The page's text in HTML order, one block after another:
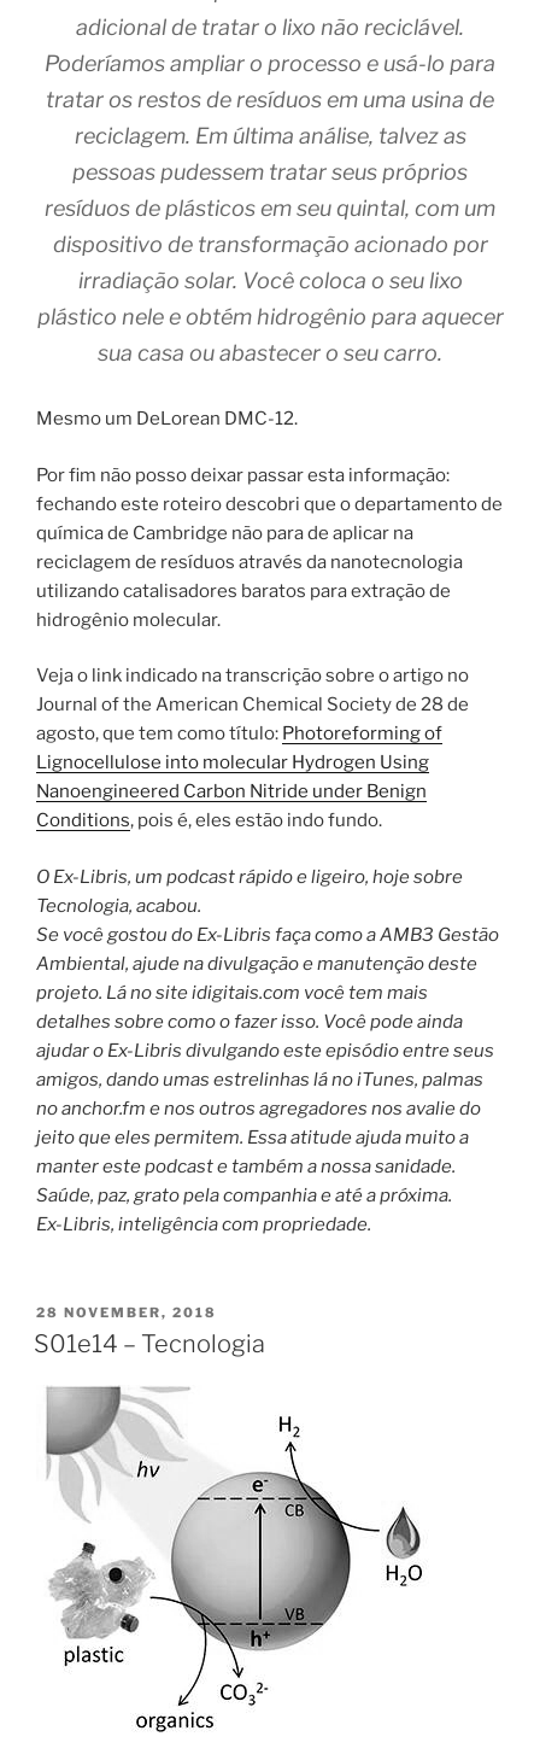
adicional de tratar o lixo não reciclável.
Poderíamos ampliar o processo e usá-lo para
tratar os restos de resíduos em uma usina de
reciclagem. Em última análise, talvez as
pessoas pudessem tratar seus próprios
resíduos de plásticos em seu quintal, com um
dispositivo de transformação acionado por
irradiação solar. Você coloca o seu lixo
plástico nele e obtém hidrogênio para aquecer
sua casa ou abastecer o seu carro.
Mesmo um DeLorean DMC-12.
Por fim não posso deixar passar esta informação:
fechando este roteiro descobri que o departamento de
química de Cambridge não para de aplicar na
reciclagem de resíduos através da nanotecnologia
utilizando catalisadores baratos para extração de
hidrogênio molecular.
Veja o link indicado na transcrição sobre o artigo no
Journal of the American Chemical Society de 28 de
agosto, que tem como título: Photoreforming of
Lignocellulose into molecular Hydrogen Using
Nanoengineered Carbon Nitride under Benign
Conditions, pois é, eles estão indo fundo.
O Ex-Libris, um podcast rápido e ligeiro, hoje sobre
Tecnologia, acabou.
Se você gostou do Ex-Libris faça como a AMB3 Gestão
Ambiental, ajude na divulgação e manutenção deste
projeto. Lá no site idigitais.com você tem mais
detalhes sobre como o fazer isso. Você pode ainda
ajudar o Ex-Libris divulgando este episódio entre seus
amigos, dando umas estrelinhas lá no iTunes, palmas
no anchor.fm e nos outros agregadores nos avalie do
jeito que eles permitem. Essa atitude ajuda muito a
manter este podcast e também a nossa sanidade.
Saúde, paz, grato pela companhia e até a próxima.
Ex-Libris, inteligência com propriedade.
POSTED
ON
28 NOVEMBER, 2018
S01e14 – Tecnologia